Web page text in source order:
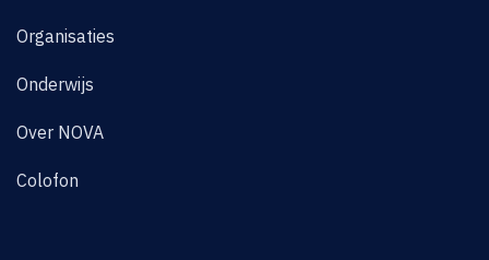
Organisaties
Onderwijs
Over NOVA
Colofon